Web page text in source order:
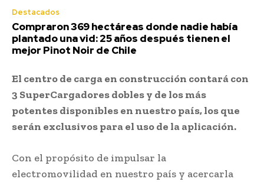
Destacados
Compraron 369 hectáreas donde nadie había
plantado una vid: 25 años después tienen el
mejor Pinot Noir de Chile
El centro de carga en construcción contará con
3 SuperCargadores dobles y de los más
potentes disponibles en nuestro país, los que
serán exclusivos para el uso de la aplicación.
Con el propósito de impulsar la
electromovilidad en nuestro país y acercarla